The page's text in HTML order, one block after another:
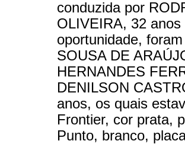
conduzida por
OLIVEIRA, 32
oportunidade,
SOUSA DE
HERNANDES
DENILSON
anos, os quais
Frontier, cor prata,
Punto, branco,